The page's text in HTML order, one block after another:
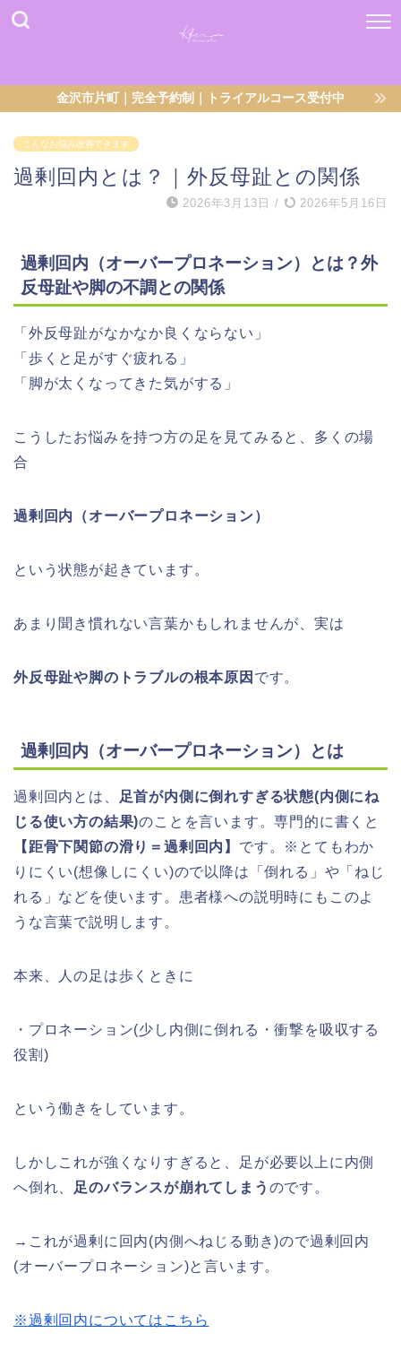
金沢市片町｜完全予約制｜トライアルコース受付中
こんなお悩み改善できます
過剰回内とは？｜外反母趾との関係
2026年3月13日 / 2026年5月16日
過剰回内（オーバープロネーション）とは？外
反母趾や脚の不調との関係
「外反母趾がなかなか良くならない」
「歩くと足がすぐ疲れる」
「脚が太くなってきた気がする」
こうしたお悩みを持つ方の足を見てみると、多くの場
合
過剰回内（オーバープロネーション）
という状態が起きています。
あまり聞き慣れない言葉かもしれませんが、実は
外反母趾や脚のトラブルの根本原因 です。
過剰回内（オーバープロネーション）とは
過剰回内とは、 足首が内側に倒れすぎる状態(内側にね
じる使い方の結果)のことを言います。専門的に書くと
【距骨下関節の滑り＝過剰回内】 です。※とてもわか
りにくい(想像しにくい)ので以降は「倒れる」や「ねじ
れる」などを使います。患者様への説明時にもこのよ
うな言葉で説明します。
本来、人の足は歩くときに
・ プロネーション(少し内側に倒れる・衝撃を吸収する
役割)
という働きをしています。
しかしこれが強くなりすぎると、足が必要以上に内側
へ倒れ、 足のバランスが崩れてしまう のです。
→これが過剰に回内(内側へねじる動き)ので過剰回内
(オーバープロネーション)と言います。
※過剰回内についてはこちら